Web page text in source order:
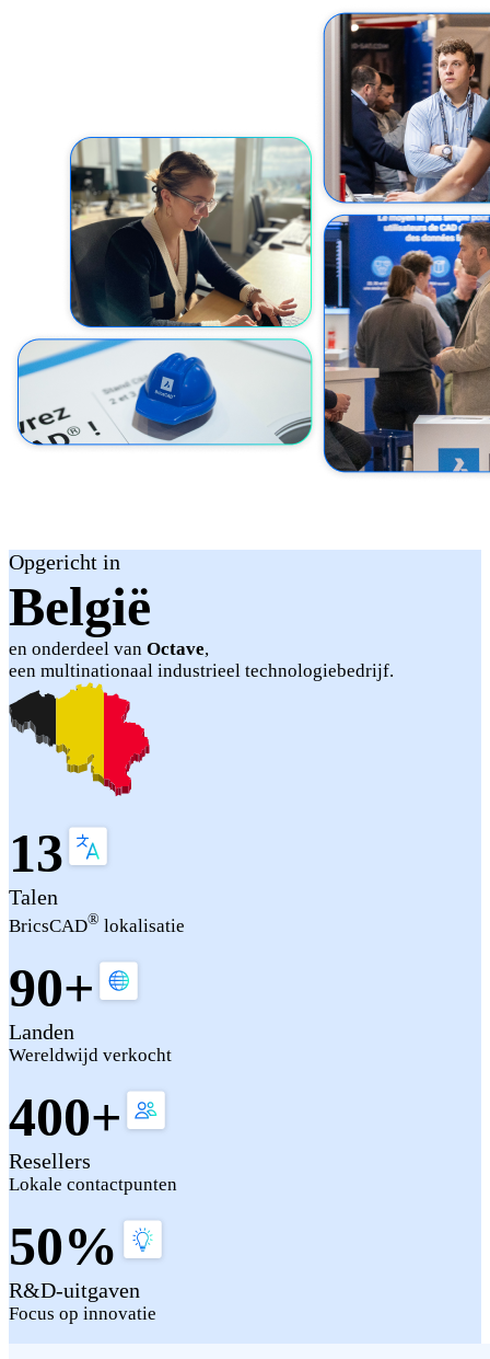
Opgericht in
België
en onderdeel van Octave,
een multinationaal industrieel technologiebedrijf.
13
Talen
BricsCAD® lokalisatie
90+
Landen
Wereldwijd verkocht
400+
Resellers
Lokale contactpunten
50%
R&D-uitgaven
Focus op innovatie